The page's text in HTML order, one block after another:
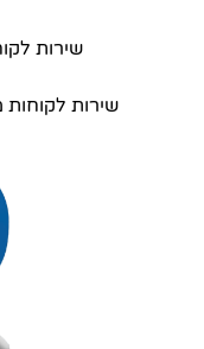
שירות
שירות לקוחות